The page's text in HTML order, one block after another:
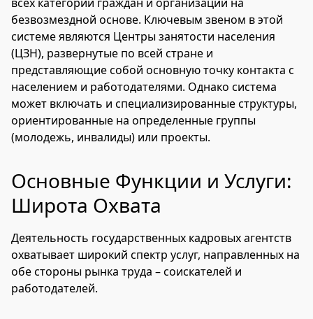
безвозмездной основе. Ключевым звеном в этой
системе являются Центры занятости населения
(ЦЗН), развернутые по всей стране и
представляющие собой основную точку контакта с
населением и работодателями. Однако система
может включать и специализированные структуры,
ориентированные на определенные группы
(молодежь, инвалиды) или проекты.
Основные Функции и Услуги:
Широта Охвата
Деятельность государственных кадровых агентств
охватывает широкий спектр услуг, направленных на
обе стороны рынка труда – соискателей и
работодателей.